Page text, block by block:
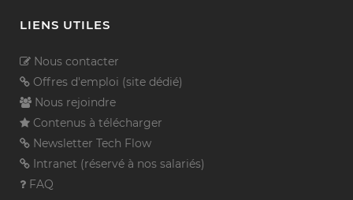
LIENS UTILES
Nous contacter
Offres d'emploi (site dédié)
Nous rejoindre
Contenus à télécharger
Newsletter Tech Flow
Intranet (réservé à nos salariés)
FAQ